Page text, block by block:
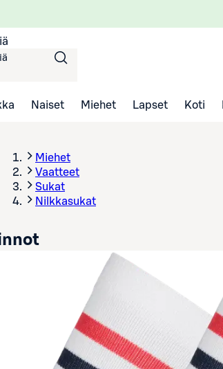
Naiset Miehet Lapset Koti
Miehet
Vaatteet
Sukat
Nilkkasukat